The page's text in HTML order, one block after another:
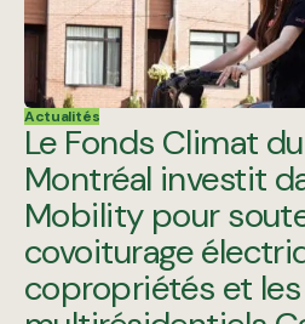
Actualités
Le Fonds Climat
Montréal investit
Mobility pour
covoiturage
copropriétés et